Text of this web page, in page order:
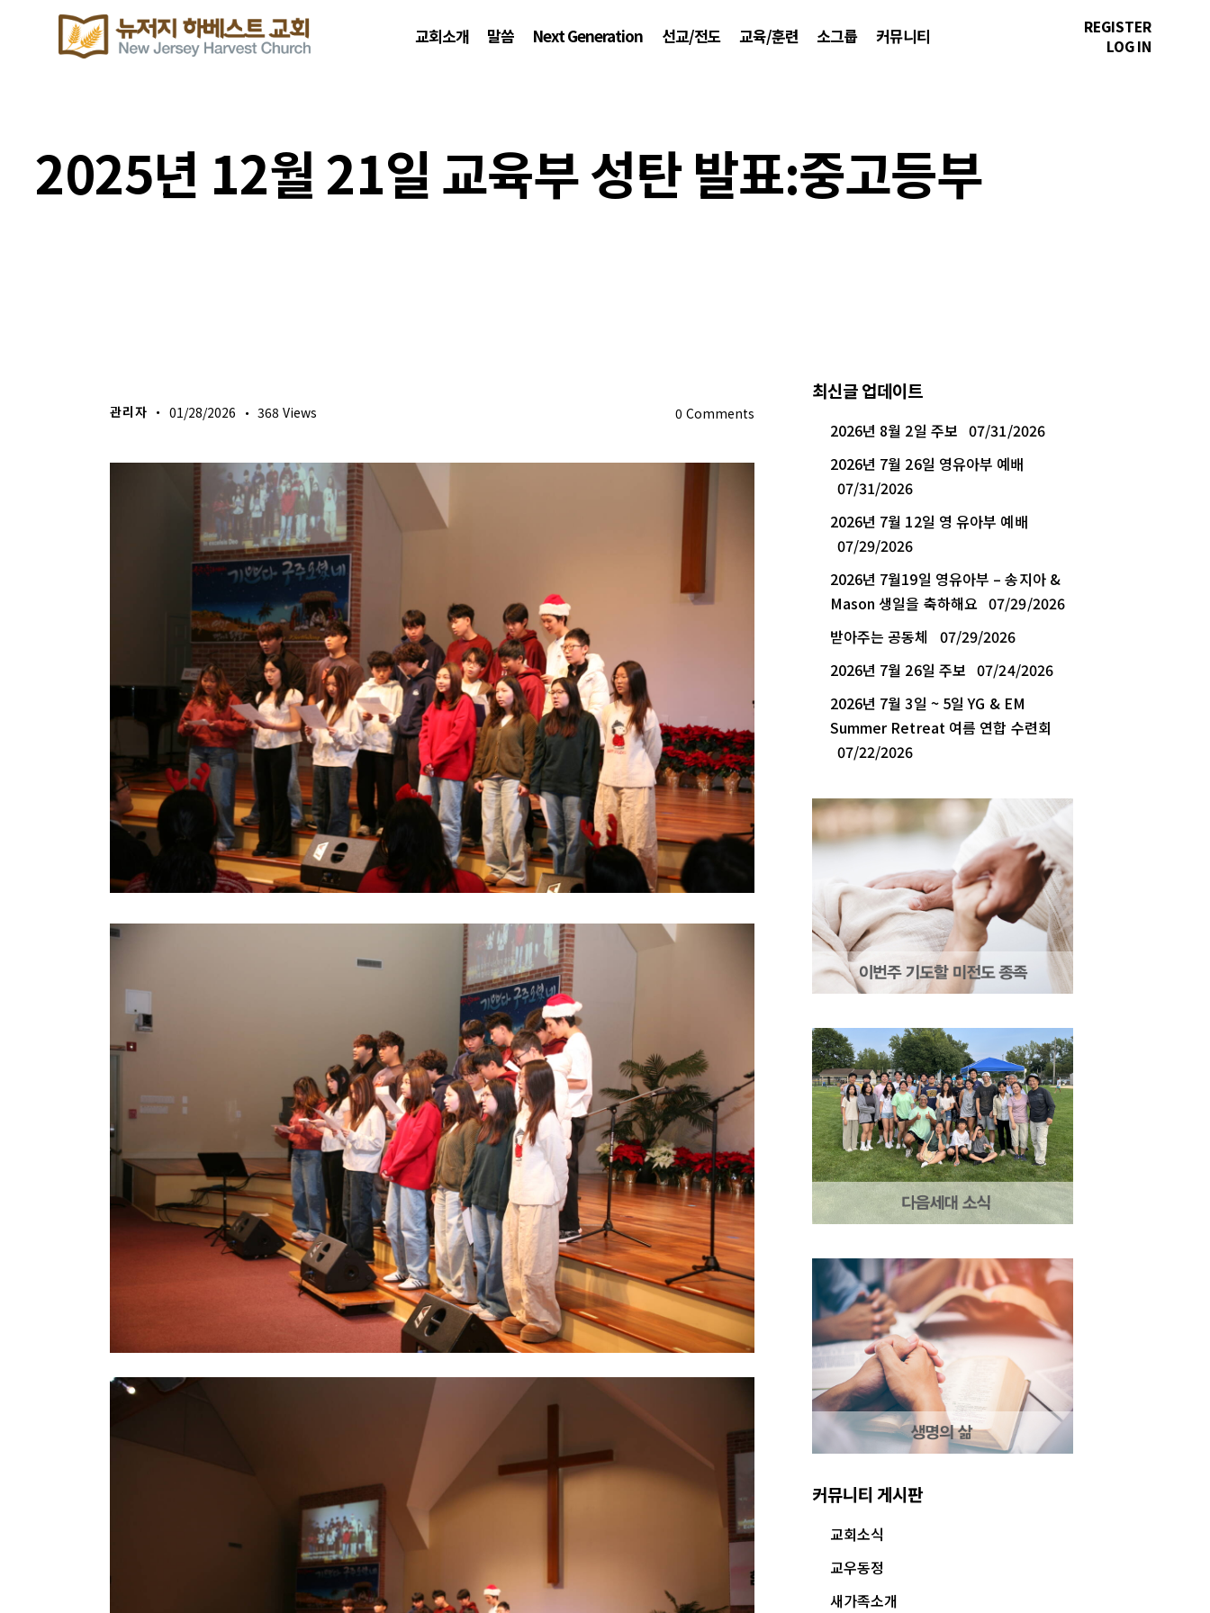
교회소개 말씀 Next Generation 선교/전도 교육/훈련 소그룹 커뮤니티
REGISTER
LOG IN
2025년 12월 21일 교육부 성탄 발표:중고등부
관리자 01/28/2026 368 Views 0 Comments
최신글 업데이트
2026년 8월 2일 주보 07/31/2026
2026년 7월 26일 영유아부 예배
07/31/2026
2026년 7월 12일 영 유아부 예배
07/29/2026
2026년 7월19일 영유아부 – 송지아 &
Mason 생일을 축하해요 07/29/2026
받아주는 공동체
07/29/2026
2026년 7월 26일 주보 07/24/2026
2026년 7월 3일 ~ 5일 YG & EM
Summer Retreat 여름 연합 수련회
07/22/2026
커뮤니티 게시판
교회소식
교우동정
새가족소개